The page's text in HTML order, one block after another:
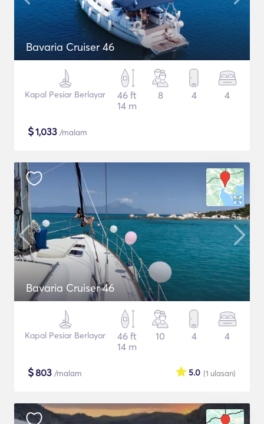
Bavaria Cruiser 46
Kapal Pesiar Berlayar
46 ft
14 m
8 4 4
$1,033 /malam
Bavaria Cruiser 46
Kapal Pesiar Berlayar
46 ft
14 m
10 4 4
$803 /malam (1 ulasan)
5.0